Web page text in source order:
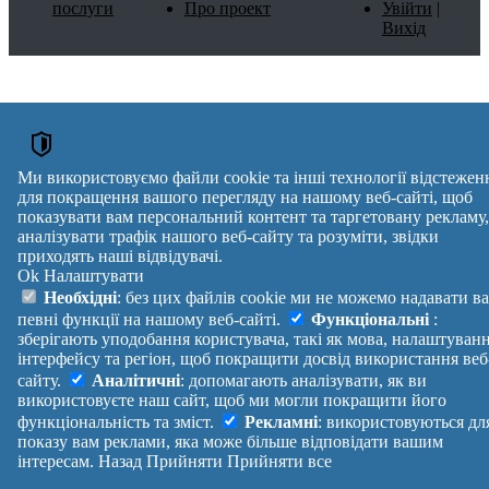
послуги
Про проект
Увійти |
Вихід
Ми використовуємо файли cookie та інші технології
для покращення вашого перегляду на нашому веб-сайті, щоб
показувати вам персональний контент та таргетовану рекламу,
аналізувати трафік нашого веб-сайту та розуміти, звідки
приходять наші відвідувачі.
Ok Налаштувати
Необхідні: без цих файлів cookie ми не можемо надавати
певні функції на нашому веб-сайті.
Функціональні :
зберігають уподобання користувача, такі як мова,
інтерфейсу та регіон, щоб покращити досвід використання
сайту.
Аналітичні: допомагають аналізувати, як ви
використовуєте наш сайт, щоб ми могли покращити його
функціональність та зміст.
Рекламні: використовуються
показу вам реклами, яка може більше відповідати вашим
інтересам. Назад Прийняти Прийняти все